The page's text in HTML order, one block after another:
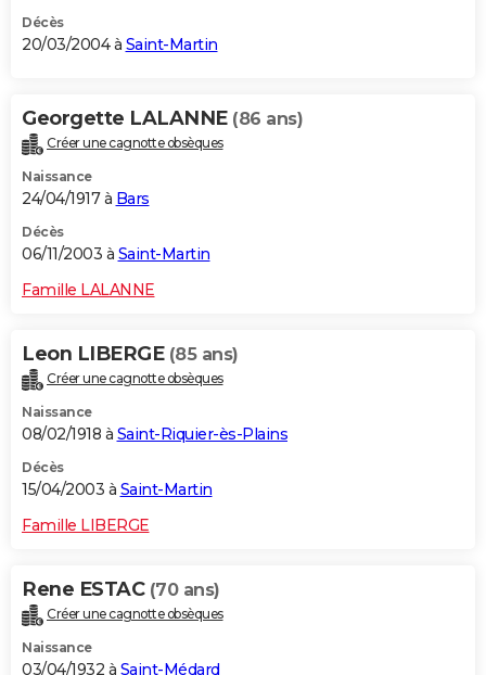
Décès
20/03/2004 à Saint-Martin
Georgette LALANNE (86 ans)
Créer une cagnotte obsèques
Naissance
24/04/1917 à Bars
Décès
06/11/2003 à Saint-Martin
Famille LALANNE
Leon LIBERGE (85 ans)
Créer une cagnotte obsèques
Naissance
08/02/1918 à Saint-Riquier-ès-Plains
Décès
15/04/2003 à Saint-Martin
Famille LIBERGE
Rene ESTAC (70 ans)
Créer une cagnotte obsèques
Naissance
03/04/1932 à Saint-Médard